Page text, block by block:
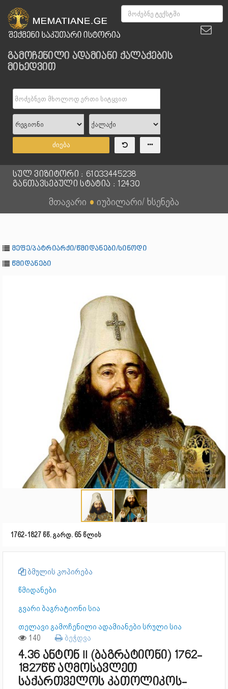
გამოჩენილი ადამიანი ქალაქების
მიხედვით
ძიება
სულ ვიზიტორი : 61033445238
განთავსებული სტატია : 12430
მთავარი ● იუბილარი/ ხსენება
მეფე/პატრიარქი/წმიდანები/სინოდი
წმიდანები
1762-1827 წწ. გარდ. 65 წლის
ბმულის კოპირება
წმიდანები
გვარი ბაგრატიონი სია
თელავი გამოჩენილი ადამიანები სრული სია
140 ბეჭდვა
4.36 ანტონ II (ბაგრატიონი) 1762-
1827წწ აღმოსავლეთ
საქართველოს კათოლიკოს-